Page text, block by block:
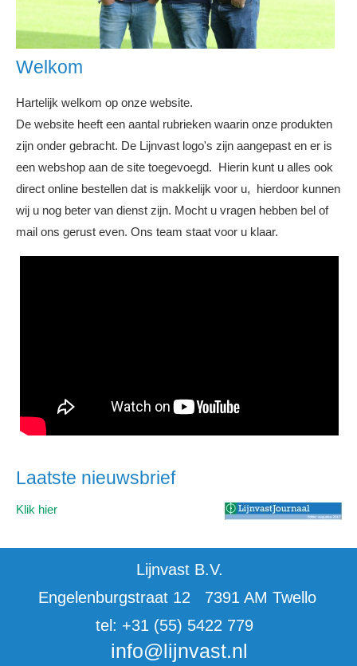
Welkom
Hartelijk welkom op onze website.
De website heeft een aantal rubrieken waarin onze produkten
zijn onder gebracht. De Lijnvast logo's zijn aangepast en er is
een webshop aan de site toegevoegd. Hierin kunt u alles ook
direct online bestellen dat is makkelijk voor u, hierdoor kunnen
wij u nog beter van dienst zijn. Mocht u vragen hebben bel of
mail ons gerust even. Ons team staat voor u klaar.
Laatste nieuwsbrief
Klik hier
Lijnvast B.V.
Engelenburgstraat 12 7391 AM Twello
tel: +31 (55) 5422 779
info@lijnvast.nl